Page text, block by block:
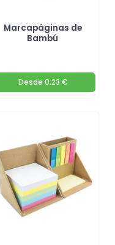
Marcapáginas de
Bambú
Desde 0.23 €